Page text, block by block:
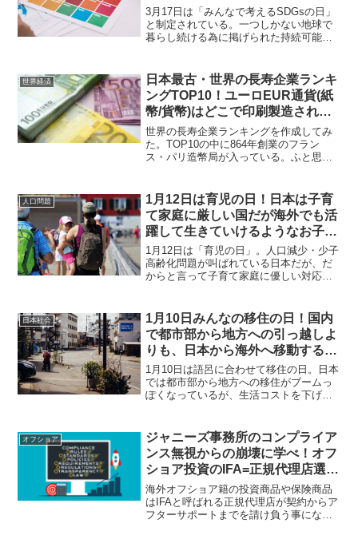
ればならないと感じる！
3月17日は「みんなで考えるSDGsの日」
と制定されている。一つしかない地球で
暮らし続ける為に掲げられた持続可能な
感じる。日本人として個々が生き延びる
事を考える方が重要ではなかろうか？
世界経済
日本最古・世界の長寿企業ランキ
ングTOP10！ユーロEUR通貨(紙
幣/貨幣)はどこで印刷製造されて
いて、どこが発行しているの？
世界の長寿企業ランキングを作成してみ
た。TOP10の中に864年創業のフラン
ス・パリ造幣局が入っている。ふと思っ
紙幣や硬貨はどこで印刷や製造がされて
いるのだろうか？
人口問題
1月12日は育児の日！日本は子育
て家庭に厳しい国だが海外でも活
躍して生きていけるようなお子さ
んへ成長させていこう！
1月12日は「育児の日」。人口減少・少子
高齢化問題が叫ばれている日本だが、だ
からと言って子育て家庭に優しい対応を
のように感じる。世界で戦える人財にな
っていくべきと感じる。
日本社会
1月10日みんなの移住の日！国内
で都市部から地方への引っ越しよ
りも、日本から海外へ移動する若
者や中小企業経営者が増えるので
は？
1月10日は語呂に合わせて移住の日。日本
では都市部から地方への移住がブームっ
ぽくなっているが、生活コストを下げる
経営者は勢いのある海外への移住を希望
していて、とても対称的だ。
オフショア
ジャニーズ事務所のコンプライア
ンス無視からの崩壊に学べ！オフ
ショア投資のIFA=正規代理店選定
のチェックポイントでも同じ事が
言える！
海外オフショア籍の投資商品や保険商品
はIFAと呼ばれる正規代理店が契約からア
フターサポートまでを請け負う事になっ